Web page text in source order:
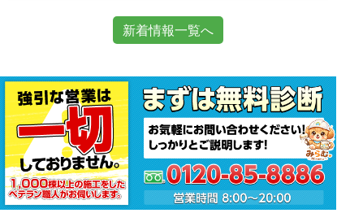
新着情報一覧へ